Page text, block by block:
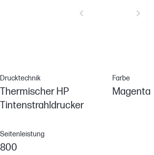
Drucktechnik
Thermischer HP
Tintenstrahldrucker
Farbe
Magenta
Seitenleistung
800